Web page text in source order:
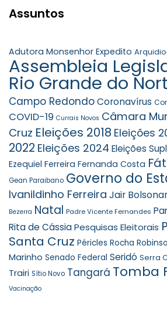
Assuntos
Adutora Monsenhor Expedito
Assembleia
Rio Grande do
Campo RedondoCoronavírus
COVID-19 Currais Novos Câmara
Cruz Eleições 2018 Eleições
2022 Eleições 2024 Eleições
Ezequiel Ferreira Fernanda Costa
Gean Paraibano Governo do
Ivanildinho Ferreira Jair
Bezerra Natal Padre Vicente Fernandes
Rita de CássiaPesquisas Eleitorais
Santa Cruz Péricles Rocha
Marinho Senado Federal Seridó Serra
Trairi Sítio Novo Tangará Tomba
Vacinação